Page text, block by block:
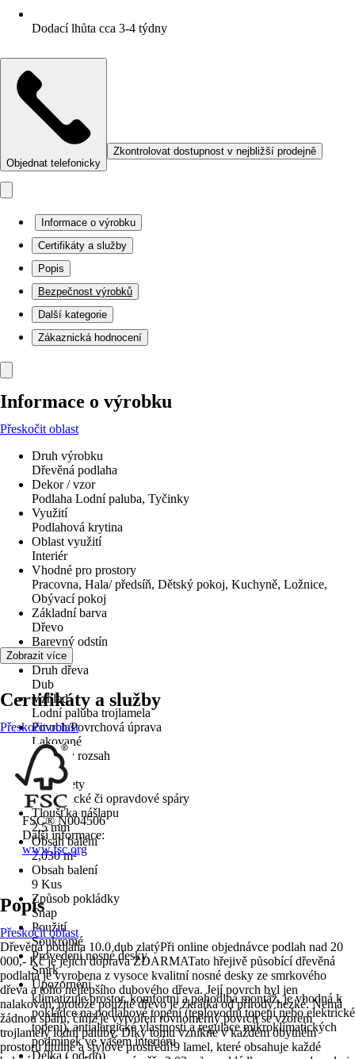
Dodací lhůta cca 3-4 týdny
Objednat telefonicky
Zkontrolovat dostupnost v nejbližší prodejně
Informace o výrobku
Certifikáty a služby
Popis
Bezpečnost výrobků
Další kategorie
Zákaznická hodnocení
Informace o výrobku
Přeskočit oblast
Druh výrobku
Dřevěná podlaha
Dekor / vzor
Podlaha Lodní paluba, Tyčinky
Využití
Podlahová krytina
Oblast využití
Interiér
Vhodné pro prostory
Pracovna, Hala/ předsíň, Dětský pokoj, Kuchyně, Ložnice,
Obývací pokoj
Základní barva
Dřevo
Barevný odstín
Dub
Druh dřeva
Dub
Vzhled
Lodní paluba trojlamela
Povrch/Povrchová úprava
Lakované
Barevný rozsah
Střední
Typ fazety
Bez optické či opravdové spáry
Tloušťka nášlapu
2,5 mm
Obsah balení
2,030 m²
Obsah balení
9 Kus
Způsob pokládky
Snap
Použití
Soukromé
Provedení nosné desky
Smrk
Upozornění
klimatizuje prostor, komfortní a pohodlná montáž, je vhodná k
pokládce na podlahové topení (teplovodní topení nebo elektrické
topení), antialergické vlastnosti a regulace mikroklimatických
podmínek ve vašem interiéru
Délka ( od-do)
Zobrazit více
Certifikáty a služby
Přeskočit oblast
FSC® N004506
Další informace:
www.fsc.org
Popis
Přeskočit oblast
Dřevěná podlaha 10.0 dub zlatýPři online objednávce podlah nad 20
000,- Kč je jejich doprava ZDARMATato hřejivě působící dřevěná
podlaha je vyrobena z vysoce kvalitní nosné desky ze smrkového
dřeva a toho nejlepšího dubového dřeva. Její povrch byl jen
nalakován, protože použité dřevo je zkrátka od přírody hezké. Nemá
žádnou spáru, čímž je vytvořen rovnoměrný povrch se vzorem
trojlamely lodní paluby. Díky tomu vznikne v každém obytném
prostoru útulné a stylové prostředí!9 lamel, které obsahuje každé